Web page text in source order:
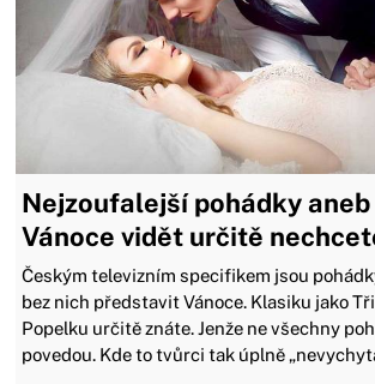
Nejzoufalejší pohádky
Vánoce vidět určitě
Českým televizním specifikem jsou
bez nich představit Vánoce. Klasiku jako
Popelku určitě znáte. Jenže ne všechny
povedou. Kde to tvůrci tak úplně